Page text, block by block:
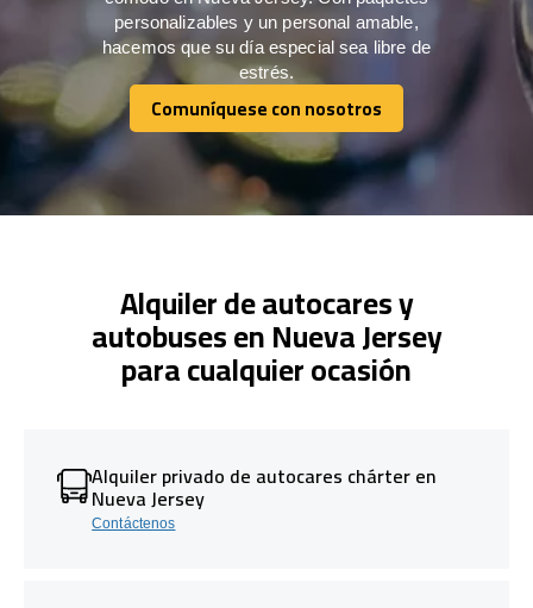
personalizables y un personal amable,
hacemos que su día especial sea libre de
estrés.
Comuníquese con nosotros
Comuníquese con nosotros
Alquiler de autocares y
autobuses en Nueva Jersey
para cualquier ocasión
Alquiler privado de autocares chárter en
Nueva Jersey
Contáctenos